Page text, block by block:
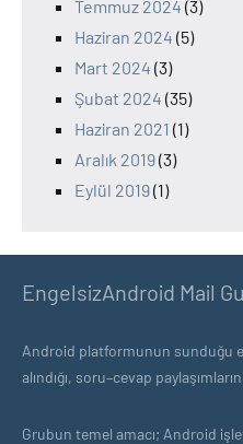
Temmuz 2024 (3)
Haziran 2024 (5)
Mart 2024 (3)
Şubat 2024 (35)
Haziran 2021 (1)
Aralık 2019(3)
Eylül 2019(1)
EngelsizAndroid Mail
Android platformunun sunduğu
alındığı, soru–cevap
Grubun temel amacı; Android